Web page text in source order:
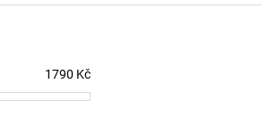
1790 Kč